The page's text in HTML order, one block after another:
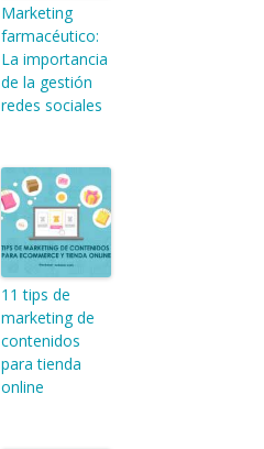
Marketing
farmacéutico:
La importancia
de la gestión
redes sociales
11 tips de
marketing de
contenidos
para tienda
online